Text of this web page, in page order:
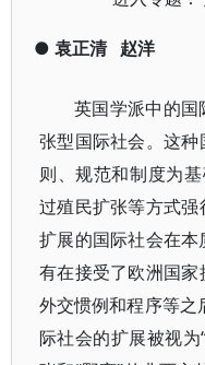
● 袁正清 赵洋
英国学派中的
张型国际社会。这
则、规范和制度为
过殖民扩张等方式
扩展的国际社会在本
有在接受了欧洲国家
外交惯例和程序等之
际社会的扩展被视